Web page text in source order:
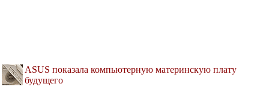
ASUS показала компьютерную материнскую плату
будущего